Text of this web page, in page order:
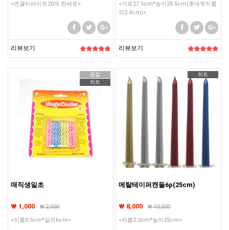
<연결티라이트20개 한세트>
리뷰보기
<가로27.5cm*높이25.5cm(촛대윗지름
각2.4cm)>
리뷰보기
품절
히트
매직생일초
₩ 1,000 ₩2,000
<지름0.5cm*길이6cm>
히트
메탈테이퍼캔들6p(25cm)
₩ 8,000 ₩10,000
<지름2.3cm*높이25cm>